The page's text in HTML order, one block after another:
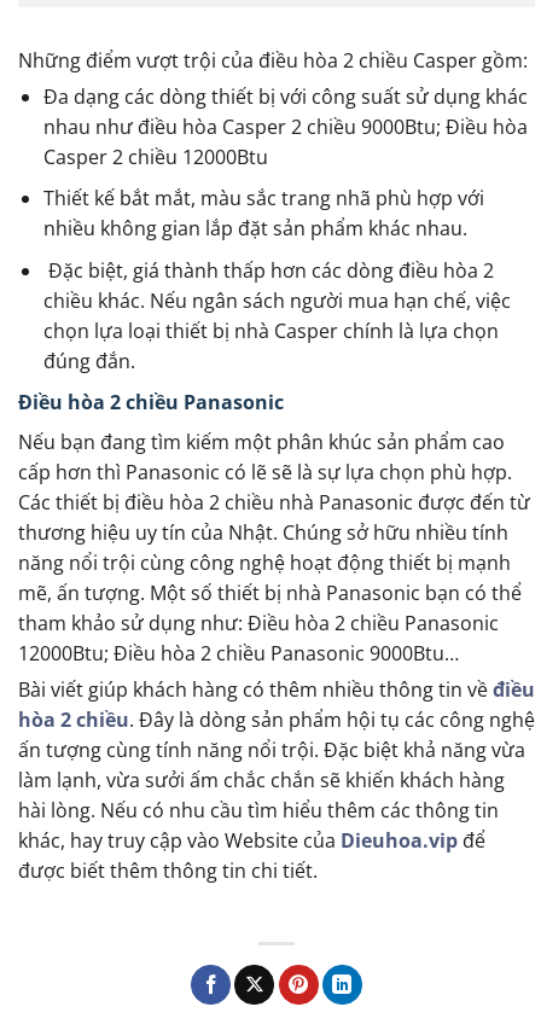
Những điểm vượt trội của điều hòa 2 chiều Casper gồm:
Đa dạng các dòng thiết bị với công suất sử dụng khác
nhau như điều hòa Casper 2 chiều 9000Btu; Điều hòa
Casper 2 chiều 12000Btu
Thiết kế bắt mắt, màu sắc trang nhã phù hợp với
nhiều không gian lắp đặt sản phẩm khác nhau.
Đặc biệt, giá thành thấp hơn các dòng điều hòa 2
chiều khác. Nếu ngân sách người mua hạn chế, việc
chọn lựa loại thiết bị nhà Casper chính là lựa chọn
đúng đắn.
Điều hòa 2 chiều Panasonic
Nếu bạn đang tìm kiếm một phân khúc sản phẩm cao
cấp hơn thì Panasonic có lẽ sẽ là sự lựa chọn phù hợp.
Các thiết bị điều hòa 2 chiều nhà Panasonic được đến từ
thương hiệu uy tín của Nhật. Chúng sở hữu nhiều tính
năng nổi trội cùng công nghệ hoạt động thiết bị mạnh
mẽ, ấn tượng. Một số thiết bị nhà Panasonic bạn có thể
tham khảo sử dụng như: Điều hòa 2 chiều Panasonic
12000Btu; Điều hòa 2 chiều Panasonic 9000Btu…
Bài viết giúp khách hàng có thêm nhiều thông tin vềđiều
hòa 2 chiều. Đây là dòng sản phẩm hội tụ các công nghệ
ấn tượng cùng tính năng nổi trội. Đặc biệt khả năng vừa
làm lạnh, vừa sưởi ấm chắc chắn sẽ khiến khách hàng
hài lòng. Nếu có nhu cầu tìm hiểu thêm các thông tin
khác, hay truy cập vào Website của Dieuhoa.vip để
được biết thêm thông tin chi tiết.